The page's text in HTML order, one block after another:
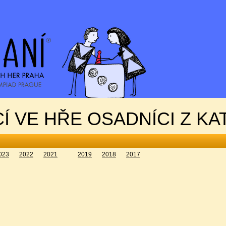
VE HŘE OSADNÍCI Z
2022 2021 2019 2018 2017